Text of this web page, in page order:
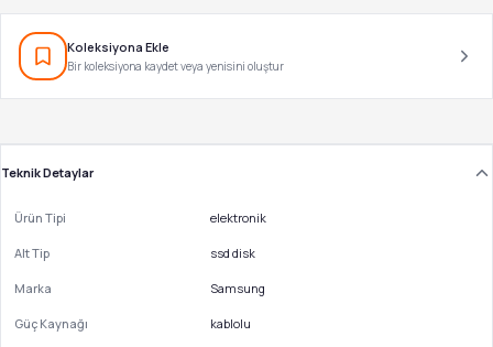
Koleksiyona Ekle
Bir koleksiyona kaydet veya yenisini oluştur
Teknik Detaylar
Ürün Tipi elektronik
Alt Tip ssd disk
Marka Samsung
Güç Kaynağı kablolu